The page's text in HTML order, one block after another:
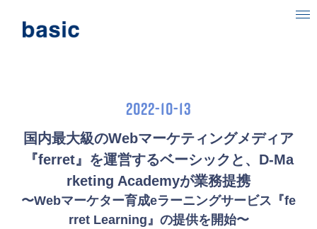
ニュース
IR情報
採用情報
2022-10-13
国内最大級のWebマーケティングメディア
『ferret』を運営するベーシックと、D-Ma
rketing Academyが業務提携
〜Webマーケター育成eラーニングサービス『fe
rret Learning』の提供を開始〜